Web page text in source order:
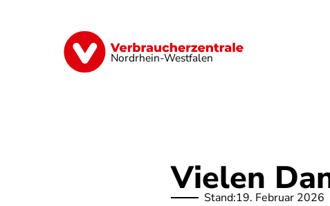
Nordrhein-Westfalen
Finanzen Digitales Lebensmittel
Vielen
Stand:19. Februar 2026